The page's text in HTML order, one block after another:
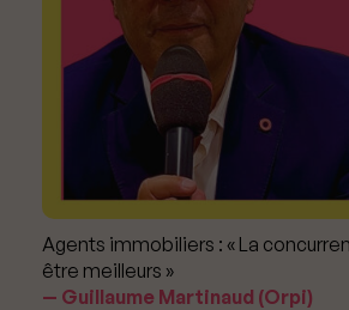
Agents immobiliers : « La
être meilleurs »
Guillaume Martinaud (Orpi)